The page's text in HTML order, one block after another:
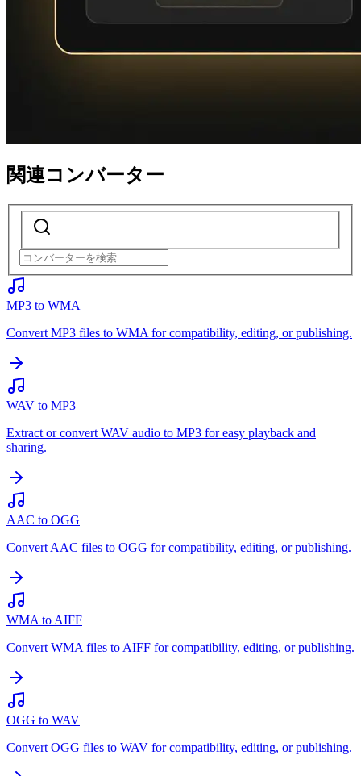
関連コンバーター
MP3 to WMA
Convert MP3 files to WMA for compatibility, editing, or publishing.
WAV to MP3
Extract or convert WAV audio to MP3 for easy playback and
sharing.
AAC to OGG
Convert AAC files to OGG for compatibility, editing, or publishing.
WMA to AIFF
Convert WMA files to AIFF for compatibility, editing, or publishing.
OGG to WAV
Convert OGG files to WAV for compatibility, editing, or publishing.